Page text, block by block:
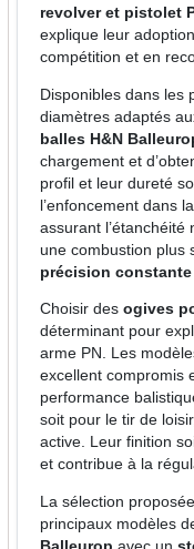
revolver et pistolet
explique leur
compétition et en
Disponibles dans les
diamètres adaptés
balles H&N
chargement et
profil et leur dureté
l’enfoncement dans
assurant
une combustion plus
précision
Choisir desogives
déterminant pour
arme PN. Les
excellent compromis
performance
soit pour le tir de
active. Leur finition
et contribue à la
La sélection
principaux modèles